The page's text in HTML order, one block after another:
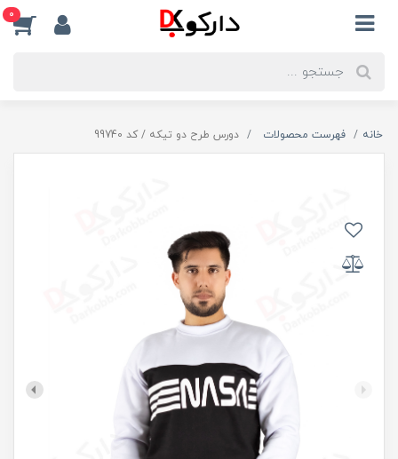
0
خانه فهرست محصولات دورس طرح دو تیکه / کد 99740